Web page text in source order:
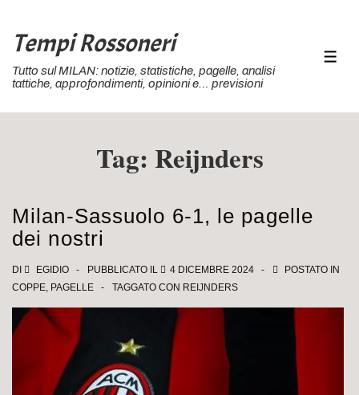
Vai
contenuto
Tempi Rossoneri
Tutto sul MILAN: notizie, statistiche, pagelle, analisi
tattiche, approfondimenti, opinioni e… previsioni
Tag: Reijnders
Milan-Sassuolo 6-1, le pagelle
dei nostri
DI EGIDIO PUBBLICATO IL 4 DICEMBRE 2024
POSTATO IN
COPPE, PAGELLE TAGGATO CON REIJNDERS